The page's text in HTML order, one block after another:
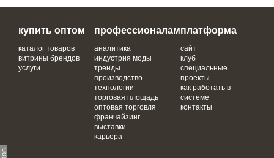
купить оптом
каталог товаров
витрины брендов
услуги
профессионалам
аналитика
индустрия моды
тренды
производство
технологии
торговая площадь
оптовая торговля
франчайзинг
выставки
карьера
платформа
сайт
клуб
специальные
проекты
как работать в
системе
контакты